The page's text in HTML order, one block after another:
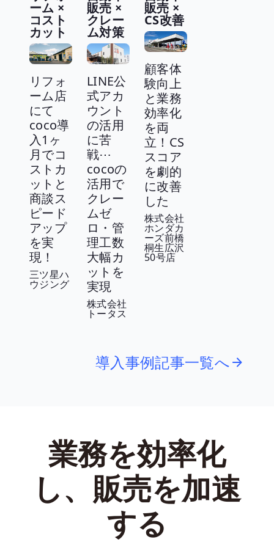
ーム ×
コスト
カット
リフォ
ーム店
にて
coco導
入1ヶ
月でコ
ストカ
ットと
商談ス
ピード
アップ
を実
現！
三ツ星ハ
ウジング
販売 ×
クレー
ム対策
LINE公
式アカ
ウント
の活用
に苦
戦⋯
cocoの
活用で
クレー
ムゼ
ロ・管
理工数
大幅カ
ットを
実現
株式会社
トータス
販売 ×
CS改善
顧客体
験向上
と業務
効率化
を両
立！CS
スコア
を劇的
に改善
した
株式会社
ホンダカ
ーズ前橋
桐生広沢
50号店
導入事例記事一覧へ
業務を効率化
し、販売を加速
する